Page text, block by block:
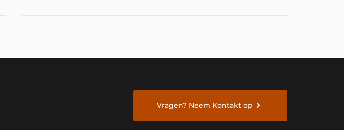
Vragen? Neem Kontakt op